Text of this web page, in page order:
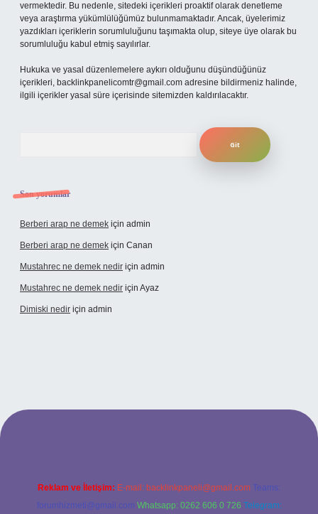
vermektedir. Bu nedenle, sitedeki içerikleri proaktif olarak denetleme
veya araştırma yükümlülüğümüz bulunmamaktadır. Ancak, üyelerimiz
yazdıkları içeriklerin sorumluluğunu taşımakta olup, siteye üye olarak bu
sorumluluğu kabul etmiş sayılırlar.
Hukuka ve yasal düzenlemelere aykırı olduğunu düşündüğünüz
içerikleri, backlinkpanelicomtr@gmail.com adresine bildirmeniz halinde,
ilgili içerikler yasal süre içerisinde sitemizden kaldırılacaktır.
Son yorumlar
Berberi arap ne demek için admin
Berberi arap ne demek için Canan
Mustahrec ne demek nedir için admin
Mustahrec ne demek nedir için Ayaz
Dimiski nedir için admin
Reklam ve İletişim: E-mail: backlinkpaneli@gmail.com Teams:
forumhizmeti@gmail.com Whatsapp: 0262 606 0 726 Telegram: